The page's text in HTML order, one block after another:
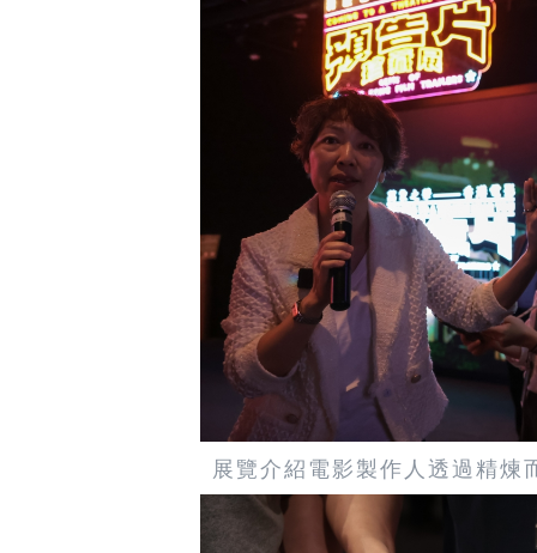
展覽介紹電影製作人透過精煉